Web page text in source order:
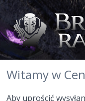
Witamy w
Aby uprościć